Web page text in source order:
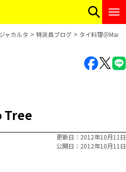
ジャカルタ 特派員ブログ タイ料理＠
Tree
更新日
2012年10月11日
公開日
2012年10月11日